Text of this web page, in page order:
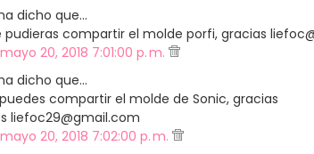
dicho que…
pudieras compartir el molde porfi, gracias
20, 2018 7:01:00 p. m.
dicho que…
compartir el molde de Sonic, gracias
liefoc29@gmail.com
20, 2018 7:02:00 p. m.